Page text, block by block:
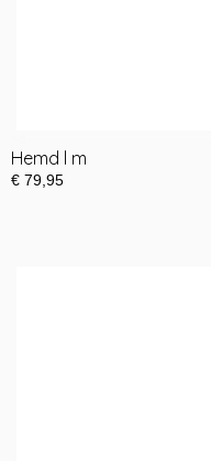
Hemd l m
€ 79,95